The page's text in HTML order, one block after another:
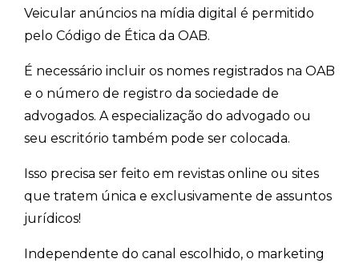
Veicular anúncios na mídia digital é permitido
pelo Código de Ética da OAB.
É necessário incluir os nomes registrados na OAB
e o número de registro da sociedade de
advogados. A especialização do advogado ou
seu escritório também pode ser colocada.
Isso precisa ser feito em revistas online ou sites
que tratem única e exclusivamente de assuntos
jurídicos!
Independente do canal escolhido, o marketing